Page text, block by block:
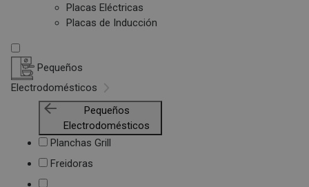
Placas Eléctricas
Placas de Inducción
Pequeños
Electrodomésticos
Pequeños
Electrodomésticos
Planchas Grill
Freidoras